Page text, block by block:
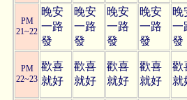
PM
21~22
晚安
一路
發
晚安
一路
發
晚安
一路
發
晚安
一路
發
晚
一
發
PM
22~23
歡喜
就好
歡喜
就好
歡喜
就好
歡喜
就好
歡
就